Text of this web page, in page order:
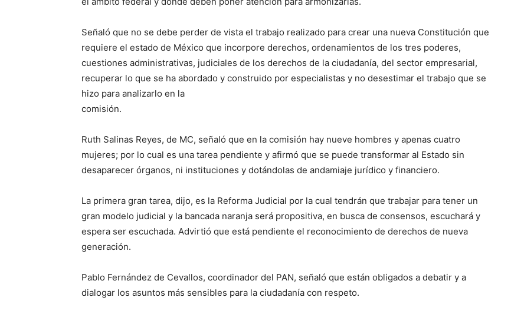
Señaló que no se debe perder de vista el trabajo realizado para crear una nueva Constitución que
requiere el estado de México que incorpore derechos, ordenamientos de los tres poderes,
cuestiones administrativas, judiciales de los derechos de la ciudadanía, del sector empresarial,
recuperar lo que se ha abordado y construido por especialistas y no desestimar el trabajo que se
hizo para analizarlo en la
comisión.
Ruth Salinas Reyes, de MC, señaló que en la comisión hay nueve hombres y apenas cuatro
mujeres; por lo cual es una tarea pendiente y afirmó que se puede transformar al Estado sin
desaparecer órganos, ni instituciones y dotándolas de andamiaje jurídico y financiero.
La primera gran tarea, dijo, es la Reforma Judicial por la cual tendrán que trabajar para tener un
gran modelo judicial y la bancada naranja será propositiva, en busca de consensos, escuchará y
espera ser escuchada. Advirtió que está pendiente el reconocimiento de derechos de nueva
generación.
Pablo Fernández de Cevallos, coordinador del PAN, señaló que están obligados a debatir y a
dialogar los asuntos más sensibles para la ciudadanía con respeto.